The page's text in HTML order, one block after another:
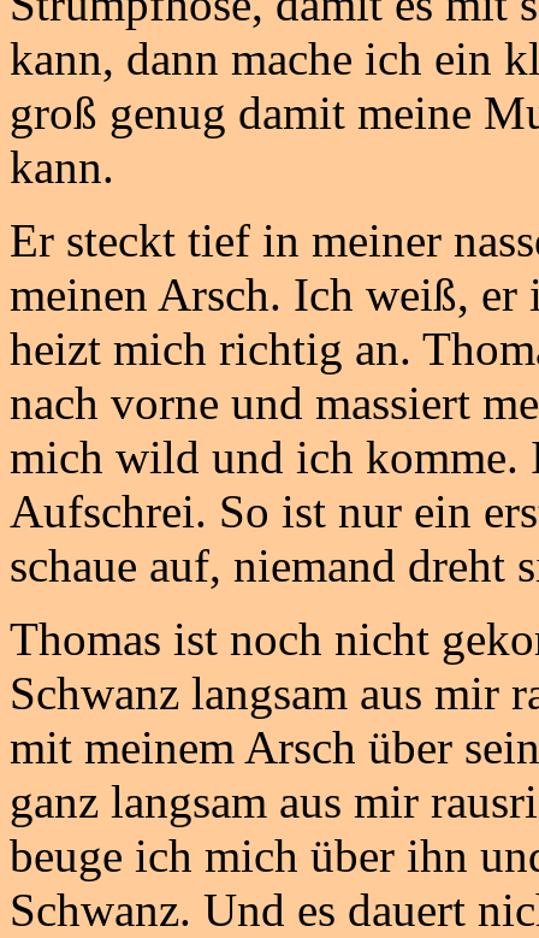
kann, dann mache ich ein
groß genug damit meine
kann.
Er steckt tief in meiner
meinen Arsch. Ich weiß,
heizt mich richtig an.
nach vorne und massiert
mich wild und ich komme.
Aufschrei. So ist nur ein
schaue auf, niemand dreht
Thomas ist noch nicht
Schwanz langsam aus mir
mit meinem Arsch über
ganz langsam aus mir
beuge ich mich über ihn
Schwanz. Und es dauert